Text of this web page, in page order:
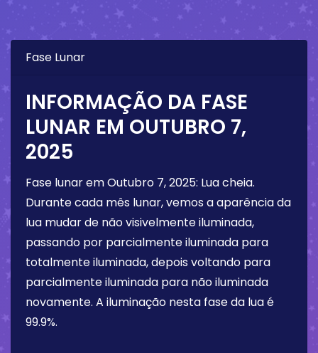
Fase Lunar
INFORMAÇÃO DA FASE
LUNAR EM OUTUBRO 7,
2025
Fase lunar emOutubro 7, 2025: Lua cheia.
Durante cada mês lunar, vemos a aparência da
lua mudar de não visivelmente iluminada,
passando por parcialmente iluminada para
totalmente iluminada, depois voltando para
parcialmente iluminada para não iluminada
novamente. A iluminação nesta fase da lua é
99.9%.